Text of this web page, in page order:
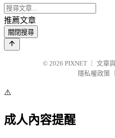
推薦文章
關閉搜尋
© 2026 PIXNET
文章
隱私權政策
⚠️
成人內容提醒